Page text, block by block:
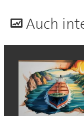
Auch